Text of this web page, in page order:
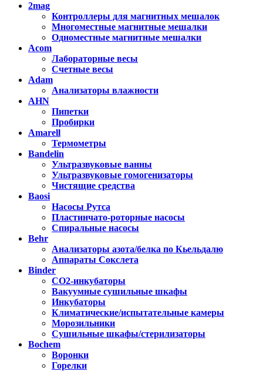
2mag
Контроллеры для магнитных мешалок
Многоместные магнитные мешалки
Одноместные магнитные мешалки
Acom
Лабораторные весы
Счетные весы
Adam
Анализаторы влажности
AHN
Пипетки
Пробирки
Amarell
Термометры
Bandelin
Ультразвуковые ванны
Ультразвуковые гомогенизаторы
Чистящие средства
Baosi
Насосы Рутса
Пластинчато-роторные насосы
Спиральные насосы
Behr
Анализаторы азота/белка по Кьельдалю
Аппараты Сокслета
Binder
CO2-инкубаторы
Вакуумные сушильные шкафы
Инкубаторы
Климатические/испытательные камеры
Морозильники
Сушильные шкафы/стерилизаторы
Bochem
Воронки
Горелки